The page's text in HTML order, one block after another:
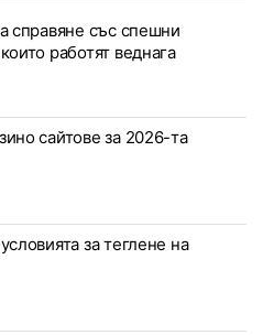
справяне със спешни
работят веднага
сайтове за 2026-та
за теглене на